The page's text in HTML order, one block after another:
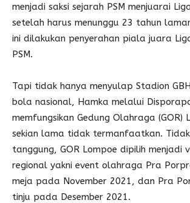
menjadi saksi sejarah PSM menjuarai
setelah harus menunggu 23 tahun
ini dilakukan penyerahan piala juara
PSM.
Tapi tidak hanya menyulap Stadion
bola nasional, Hamka melalui
memfungsikan Gedung Olahraga (GOR)
sekian lama tidak termanfaatkan.
tanggung, GOR Lompoe dipilih menjadi
regional yakni event olahraga Pra
meja pada November 2021, dan Pra
tinju pada Desember 2021.